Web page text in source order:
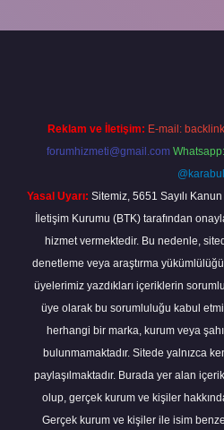
Reklam ve İletişim: E-mail:
forumhizmeti@gmail.com
@karabul
Yasal Uyarı: Sitemiz, 5651 Sayılı
İletişim Kurumu (BTK) tarafından
hizmet vermektedir. Bu nedenle,
denetleme veya araştırma
üyelerimiz yazdıkları içeriklerin
üye olarak bu sorumluluğu kabul
herhangi bir marka, kurum veya
bulunmamaktadır. Sitede yalnızca
paylaşılmaktadır. Burada yer alan
olup, gerçek kurum ve kişiler
Gerçek kurum ve kişiler ile isim